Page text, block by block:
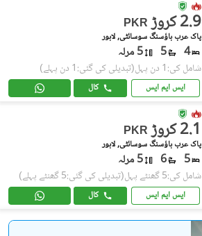
PKR 2.9 کروڑ
پاک عرب ہاؤسنگ سوسائٹی, لاہور
4
5 5 مرلہ
شامل کی:1 دن پہل (تبدیلی کی گئی:1 دن پہلے)
ایس ایم ایس کال
PKR 2.1 کروڑ
پاک عرب ہاؤسنگ سوسائٹی, لاہور
5
6 5 مرلہ
شامل کی:5 گھنٹے پہل (تبدیلی کی گئی:5 گھنٹے پہلے)
ایس ایم ایس کال